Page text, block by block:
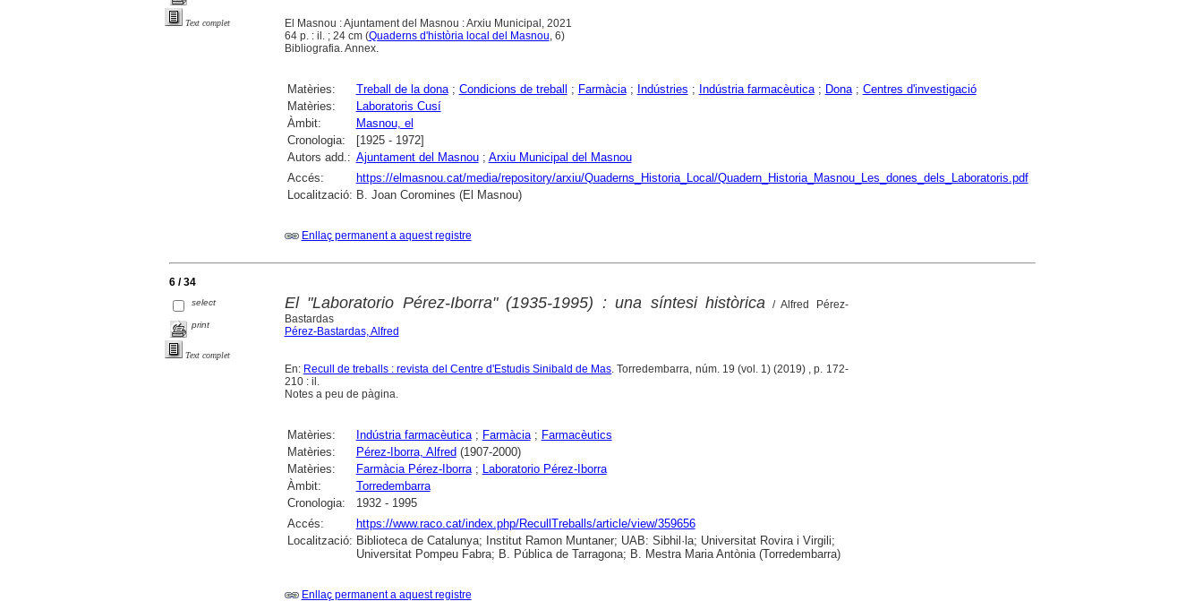
Text complet
El Masnou : Ajuntament del Masnou : Arxiu Municipal, 2021
64 p. : il. ; 24 cm (Quaderns d'història local del Masnou, 6)
Bibliografia. Annex.
Matèries: Treball de la dona; Condicions de treball ; Farmàcia; Indústries ; Indústria farmacèutica; Dona; Centres d'investigació
Matèries:
Laboratoris Cusí
Àmbit:
Masnou, el
Cronologia:
[1925 - 1972]
Autors add.: Ajuntament del Masnou; Arxiu Municipal del Masnou
Accés:
https://elmasnou.cat/media/repository/arxiu/Quaderns_Historia_Local/Quadern_Historia_Masnou_Les_dones_dels_Laboratoris.pdf
Localització: B. Joan Coromines (El Masnou)
Enllaç permanent a aquest registre
6 / 34
select
print
Text complet
El "Laboratorio Pérez-Iborra" (1935-1995) : una síntesi històrica / Alfred Pérez-
Bastardas
Pérez-Bastardas, Alfred
En: Recull de treballs : revista del Centre d'Estudis Sinibald de Mas . Torredembarra, núm. 19 (vol. 1) (2019) , p. 172-
210 : il.
Notes a peu de pàgina.
Matèries: Indústria farmacèutica; Farmàcia; Farmacèutics
Matèries:
Pérez-Iborra, Alfred(1907-2000)
Matèries:
Farmàcia Pérez-Iborra; Laboratorio Pérez-Iborra
Àmbit:
Torredembarra
Cronologia:
1932 - 1995
Accés:
https://www.raco.cat/index.php/RecullTreballs/article/view/359656
Localització: Biblioteca de Catalunya; Institut Ramon Muntaner; UAB: Sibhil·la; Universitat Rovira i Virgili;
Universitat Pompeu Fabra; B. Pública de Tarragona; B. Mestra Maria Antònia (Torredembarra)
Enllaç permanent a aquest registre